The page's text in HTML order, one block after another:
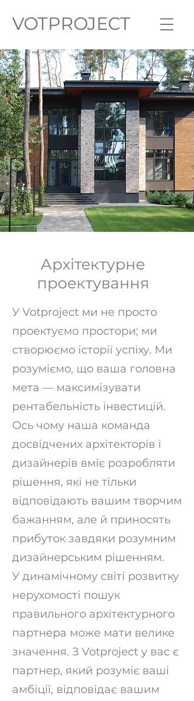
VOTPROJECT
Архітектурне
проектування
У Votproject ми не просто
проектуємо простори; ми
створюємо історії успіху. Ми
розуміємо, що ваша головна
мета — максимізувати
рентабельність інвестицій.
Ось чому наша команда
досвідчених архітекторів і
дизайнерів вміє розробляти
рішення, які не тільки
відповідають вашим творчим
бажанням, але й приносять
прибуток завдяки розумним
дизайнерським рішенням.
​У динамічному світі розвитку
нерухомості пошук
правильного архітектурного
партнера може мати велике
значення. З Votproject у вас є
партнер, який розуміє ваші
амбіції, відповідає вашим